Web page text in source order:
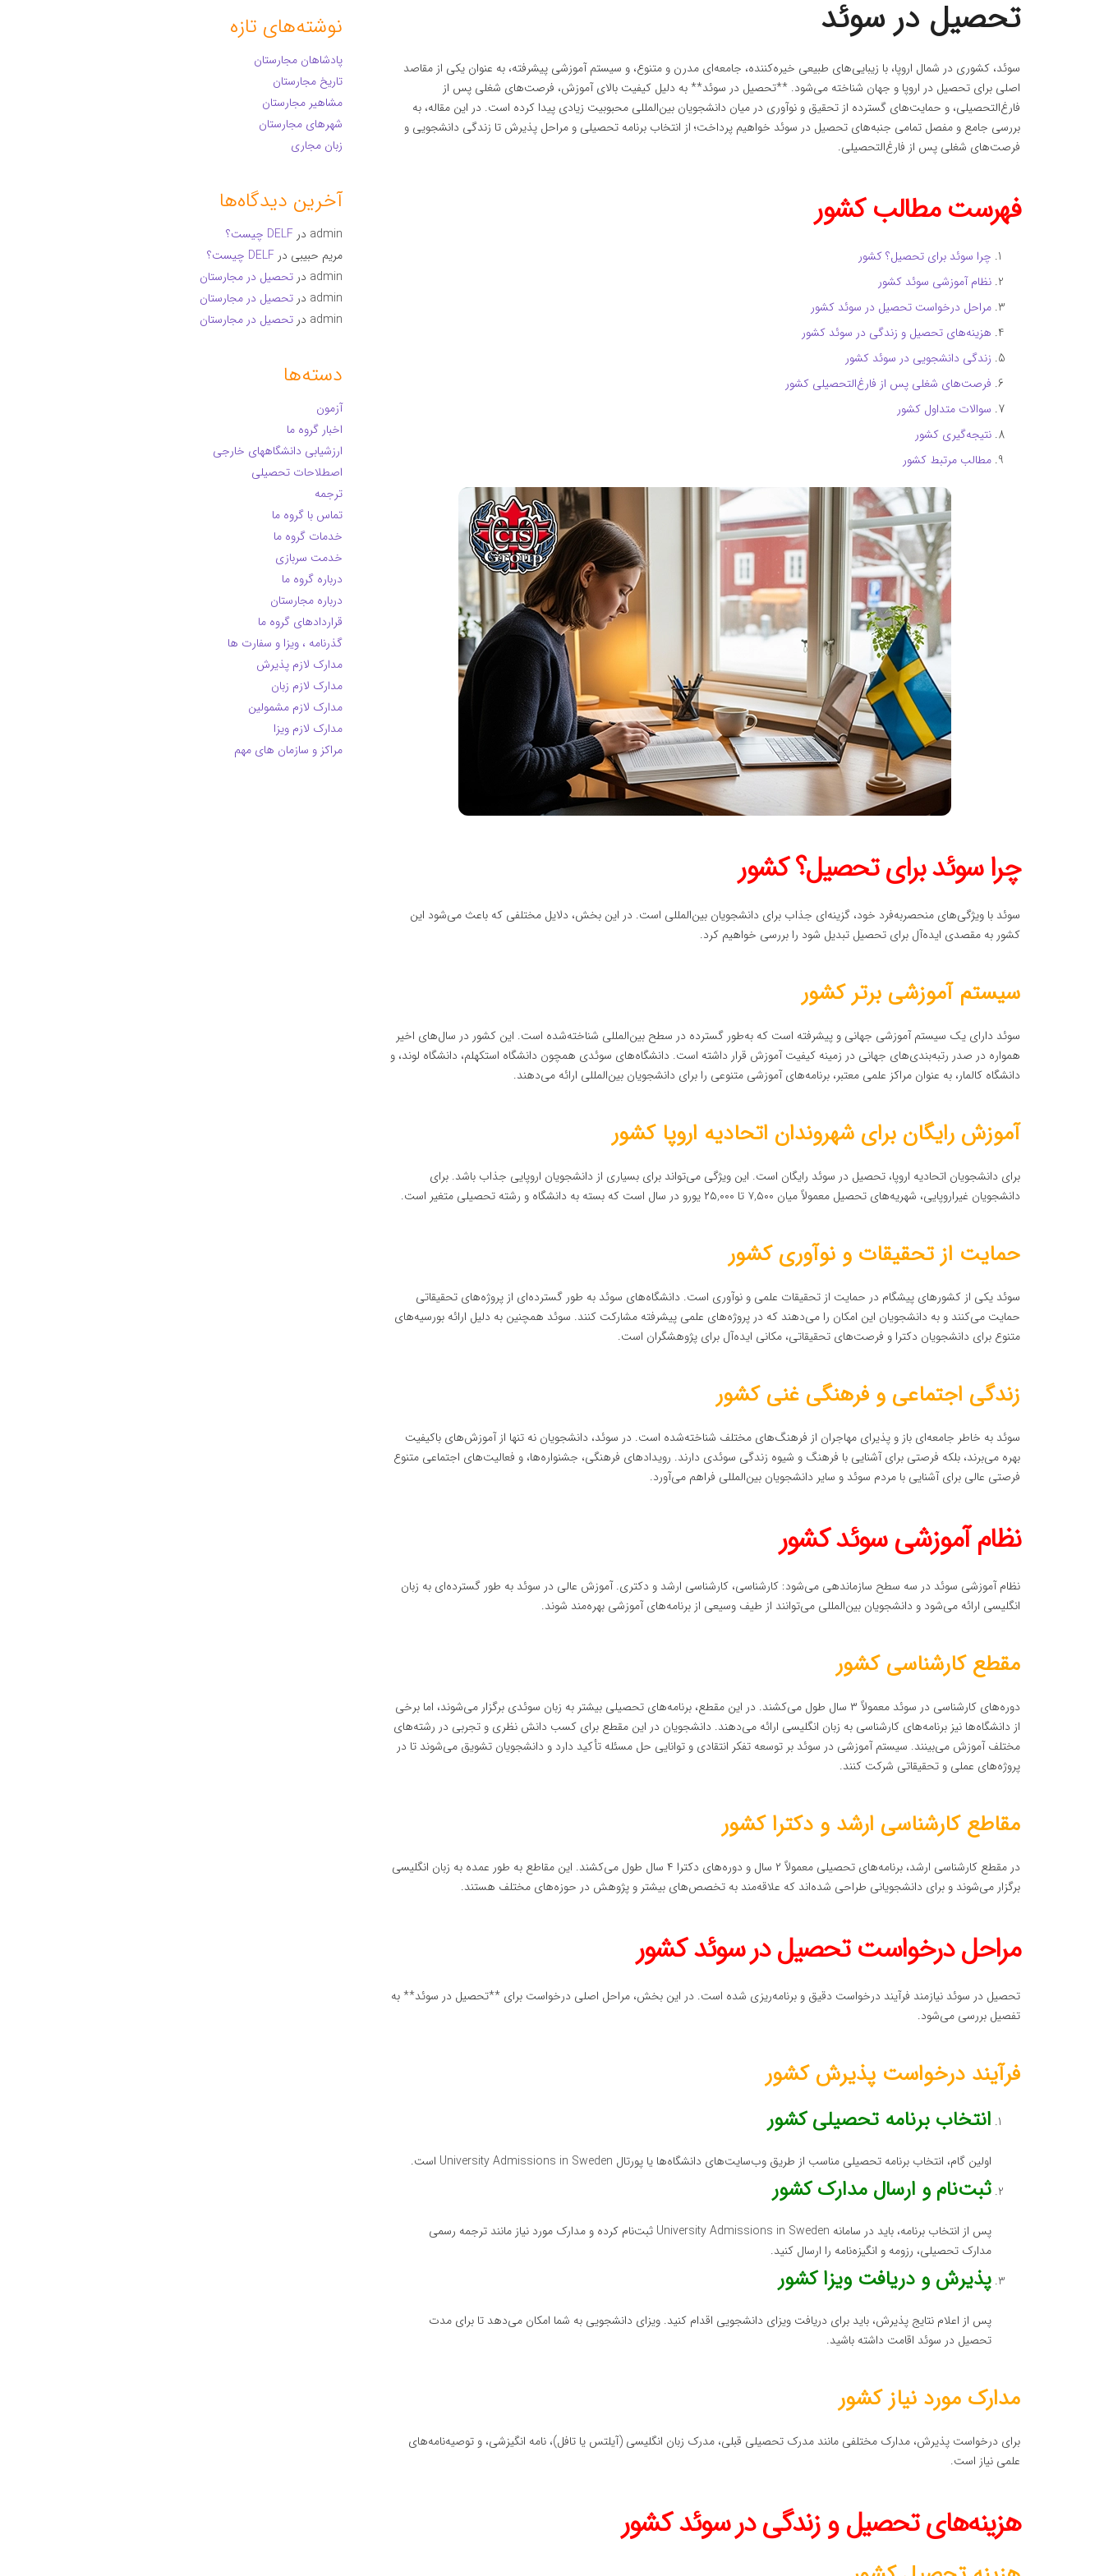
تحصیل در سوئد
سوئد، کشوری در شمال اروپا، با زیبایی‌های طبیعی خیره‌کننده، جامعه‌ای مدرن و متنوع، و سیستم آموزشی پیشرفته، به عنوان یکی از مقاصد
اصلی برای تحصیل در اروپا و جهان شناخته می‌شود. **تحصیل در سوئد** به دلیل کیفیت بالای آموزش، فرصت‌های شغلی پس از
فارغ‌التحصیلی، و حمایت‌های گسترده از تحقیق و نوآوری در میان دانشجویان بین‌المللی محبوبیت زیادی پیدا کرده است. در این مقاله، به
بررسی جامع و مفصل تمامی جنبه‌های تحصیل در سوئد خواهیم پرداخت؛ از انتخاب برنامه تحصیلی و مراحل پذیرش تا زندگی دانشجویی و
فرصت‌های شغلی پس از فارغ‌التحصیلی.
فهرست مطالب کشور
چرا سوئد برای تحصیل؟ کشور
نظام آموزشی سوئد کشور
مراحل درخواست تحصیل در سوئد کشور
هزینه‌های تحصیل و زندگی در سوئد کشور
زندگی دانشجویی در سوئد کشور
فرصت‌های شغلی پس از فارغ‌التحصیلی کشور
سوالات متداول کشور
نتیجه‌گیری کشور
مطالب مرتبط کشور
چرا سوئد برای تحصیل؟ کشور
سوئد با ویژگی‌های منحصربه‌فرد خود، گزینه‌ای جذاب برای دانشجویان بین‌المللی است. در این بخش، دلایل مختلفی که باعث می‌شود این
کشور به مقصدی ایده‌آل برای تحصیل تبدیل شود را بررسی خواهیم کرد.
سیستم آموزشی برتر کشور
سوئد دارای یک سیستم آموزشی جهانی و پیشرفته است که به‌طور گسترده در سطح بین‌المللی شناخته‌شده است. این کشور در سال‌های اخیر
همواره در صدر رتبه‌بندی‌های جهانی در زمینه کیفیت آموزش قرار داشته است. دانشگاه‌های سوئدی همچون دانشگاه استکهلم، دانشگاه لوند، و
دانشگاه کالمار، به عنوان مراکز علمی معتبر، برنامه‌های آموزشی متنوعی را برای دانشجویان بین‌المللی ارائه می‌دهند.
آموزش رایگان برای شهروندان اتحادیه اروپا کشور
برای دانشجویان اتحادیه اروپا، تحصیل در سوئد رایگان است. این ویژگی می‌تواند برای بسیاری از دانشجویان اروپایی جذاب باشد. برای
دانشجویان غیراروپایی، شهریه‌های تحصیل معمولاً میان ۷,۵۰۰ تا ۲۵,۰۰۰ یورو در سال است که بسته به دانشگاه و رشته تحصیلی متغیر است.
حمایت از تحقیقات و نوآوری کشور
سوئد یکی از کشورهای پیشگام در حمایت از تحقیقات علمی و نوآوری است. دانشگاه‌های سوئد به طور گسترده‌ای از پروژه‌های تحقیقاتی
حمایت می‌کنند و به دانشجویان این امکان را می‌دهند که در پروژه‌های علمی پیشرفته مشارکت کنند. سوئد همچنین به دلیل ارائه بورسیه‌های
متنوع برای دانشجویان دکترا و فرصت‌های تحقیقاتی، مکانی ایده‌آل برای پژوهشگران است.
زندگی اجتماعی و فرهنگی غنی کشور
سوئد به خاطر جامعه‌ای باز و پذیرای مهاجران از فرهنگ‌های مختلف شناخته‌شده است. در سوئد، دانشجویان نه تنها از آموزش‌های باکیفیت
بهره می‌برند، بلکه فرصتی برای آشنایی با فرهنگ و شیوه زندگی سوئدی دارند. رویدادهای فرهنگی، جشنواره‌ها، و فعالیت‌های اجتماعی متنوع
فرصتی عالی برای آشنایی با مردم سوئد و سایر دانشجویان بین‌المللی فراهم می‌آورد.
نظام آموزشی سوئد کشور
نظام آموزشی سوئد در سه سطح سازماندهی می‌شود: کارشناسی، کارشناسی ارشد و دکتری. آموزش عالی در سوئد به طور گسترده‌ای به زبان
انگلیسی ارائه می‌شود و دانشجویان بین‌المللی می‌توانند از طیف وسیعی از برنامه‌های آموزشی بهره‌مند شوند.
مقطع کارشناسی کشور
دوره‌های کارشناسی در سوئد معمولاً ۳ سال طول می‌کشند. در این مقطع، برنامه‌های تحصیلی بیشتر به زبان سوئدی برگزار می‌شوند، اما برخی
از دانشگاه‌ها نیز برنامه‌های کارشناسی به زبان انگلیسی ارائه می‌دهند. دانشجویان در این مقطع برای کسب دانش نظری و تجربی در رشته‌های
مختلف آموزش می‌بینند. سیستم آموزشی در سوئد بر توسعه تفکر انتقادی و توانایی حل مسئله تأکید دارد و دانشجویان تشویق می‌شوند تا در
پروژه‌های عملی و تحقیقاتی شرکت کنند.
مقاطع کارشناسی ارشد و دکترا کشور
در مقطع کارشناسی ارشد، برنامه‌های تحصیلی معمولاً ۲ سال و دوره‌های دکترا ۴ سال طول می‌کشند. این مقاطع به طور عمده به زبان انگلیسی
برگزار می‌شوند و برای دانشجویانی طراحی شده‌اند که علاقه‌مند به تخصص‌های بیشتر و پژوهش در حوزه‌های مختلف هستند.
مراحل درخواست تحصیل در سوئد کشور
تحصیل در سوئد نیازمند فرآیند درخواست دقیق و برنامه‌ریزی شده است. در این بخش، مراحل اصلی درخواست برای **تحصیل در سوئد** به
تفصیل بررسی می‌شود.
فرآیند درخواست پذیرش کشور
انتخاب برنامه تحصیلی کشور
اولین گام، انتخاب برنامه تحصیلی مناسب از طریق وب‌سایت‌های دانشگاه‌ها یا پورتال University Admissions in Sweden است.
ثبت‌نام و ارسال مدارک کشور
پس از انتخاب برنامه، باید در سامانه University Admissions in Sweden ثبت‌نام کرده و مدارک مورد نیاز مانند ترجمه رسمی
مدارک تحصیلی، رزومه و انگیزه‌نامه را ارسال کنید.
پذیرش و دریافت ویزا کشور
پس از اعلام نتایج پذیرش، باید برای دریافت ویزای دانشجویی اقدام کنید. ویزای دانشجویی به شما امکان می‌دهد تا برای مدت
تحصیل در سوئد اقامت داشته باشید.
مدارک مورد نیاز کشور
برای درخواست پذیرش، مدارک مختلفی مانند مدرک تحصیلی قبلی، مدرک زبان انگلیسی (آیلتس یا تافل)، نامه انگیزشی، و توصیه‌نامه‌های
علمی نیاز است.
هزینه‌های تحصیل و زندگی در سوئد کشور
نوشته‌های تازه
پادشاهان مجارستان
تاریخ مجارستان
مشاهیر مجارستان
شهرهای مجارستان
زبان مجاری
آخرین دیدگاه‌ها
admin در DELF چیست؟
مریم حبیبی در DELF چیست؟
admin در تحصیل در مجارستان
admin در تحصیل در مجارستان
admin در تحصیل در مجارستان
دسته‌ها
آزمون
اخبار گروه ما
ارزشیابی دانشگاههای خارجی
اصطلاحات تحصیلی
ترجمه
تماس با گروه ما
خدمات گروه ما
خدمت سربازی
درباره گروه ما
درباره مجارستان
قراردادهای گروه ما
گذرنامه ، ویزا و سفارت ها
مدارک لازم پذیرش
مدارک لازم زبان
مدارک لازم مشمولین
مدارک لازم ویزا
مراکز و سازمان های مهم